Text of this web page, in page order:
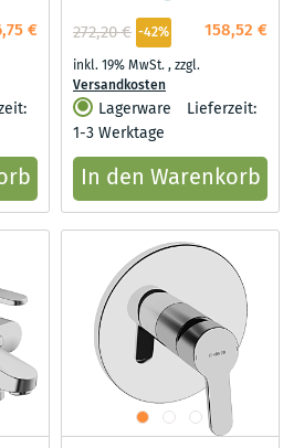
€ 158,52 €
272,20 € -42%
inkl. 19% MwSt.,zzgl.
Versandkosten
Lagerware
Lieferzeit:
1-3 Werktage
In den Warenkorb